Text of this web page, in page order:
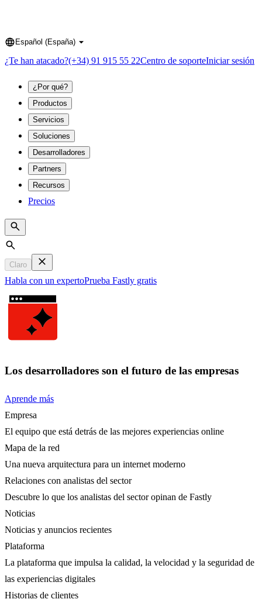
Language
Español (España)
¿Te han atacado?(+34) 91 915 55 22Centro de soporteIniciar sesión
¿Por qué?
Productos
Servicios
Soluciones
Desarrolladores
Partners
Recursos
Precios
Search
Claro
Habla con un expertoPrueba Fastly gratis
Los desarrolladores son el futuro de las empresas
Aprende más
Empresa
El equipo que está detrás de las mejores experiencias online
Mapa de la red
Una nueva arquitectura para un internet moderno
Relaciones con analistas del sector
Descubre lo que los analistas del sector opinan de Fastly
Noticias
Noticias y anuncios recientes
Plataforma
La plataforma que impulsa la calidad, la velocidad y la seguridad de
las experiencias digitales
Historias de clientes